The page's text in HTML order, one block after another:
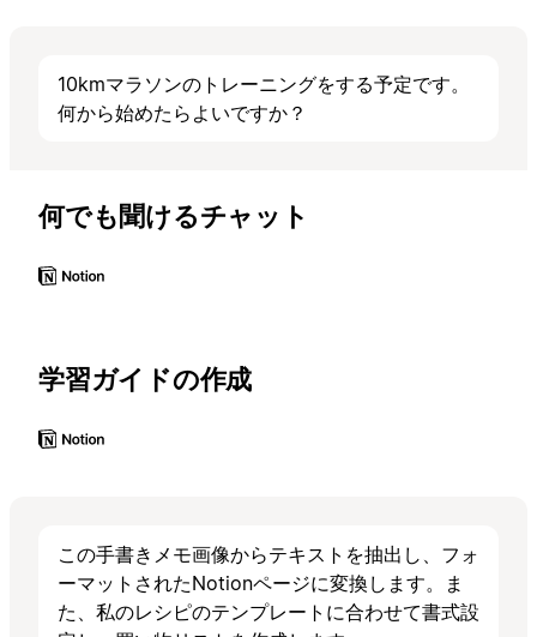
10kmマラソンのトレーニングをする予定です。
何から始めたらよいですか？
何でも聞けるチャット
学習ガイドの作成
この手書きメモ画像からテキストを抽出し、フォ
ーマットされたNotionページに変換します。ま
た、私のレシピのテンプレートに合わせて書式設